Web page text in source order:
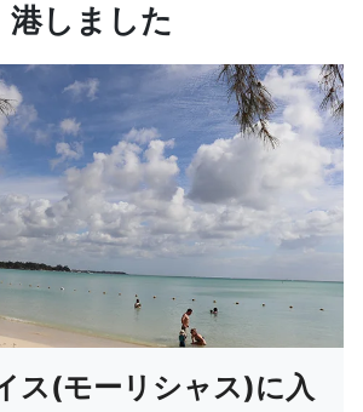
港しました
ス(モーリシャス)に入